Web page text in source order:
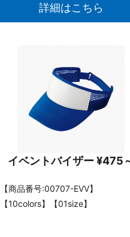
詳細はこちら
イベントバイザー ¥475
【商品番号:00707-EVV】
【10colors】【01size】